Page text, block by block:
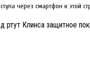
через смартфон к этой
ртут Клинса защитное